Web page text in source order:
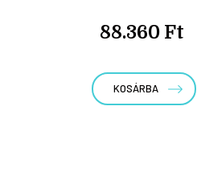
88.360 Ft
KOSÁRBA